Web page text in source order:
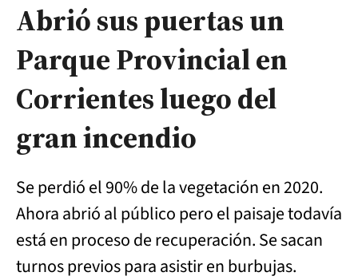
Abrió sus puertas un
Parque Provincial en
Corrientes luego del
gran incendio
Se perdió el 90% de la vegetación en 2020.
Ahora abrió al público pero el paisaje todavía
está en proceso de recuperación. Se sacan
turnos previos para asistir en burbujas.